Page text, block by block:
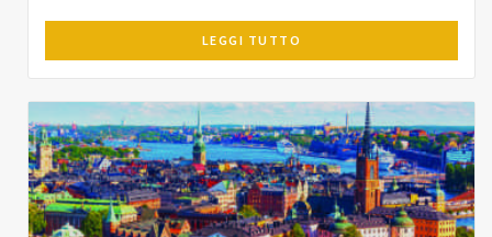
LEGGI TUTTO